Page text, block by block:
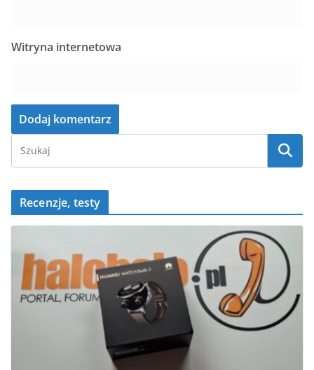
Witryna internetowa
Recenzje, testy